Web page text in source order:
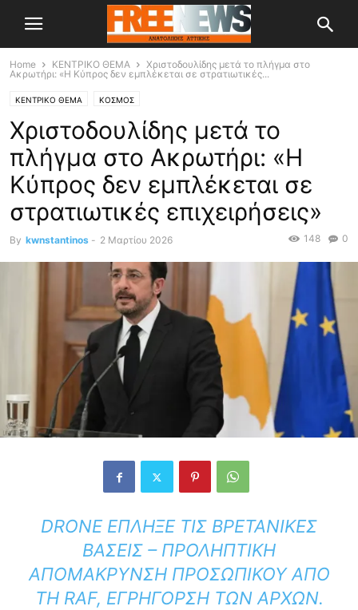
Home ΚΕΝΤΡΙΚΟ ΘΕΜΑ
Χριστοδουλίδης μετά το πλήγμα στο
Ακρωτήρι: «Η Κύπρος δεν εμπλέκεται σε στρατιωτικές...
ΚΕΝΤΡΙΚΟ ΘΕΜΑ ΚΟΣΜΟΣ
Χριστοδουλίδης μετά το
πλήγμα στο Ακρωτήρι: «Η
Κύπρος δεν εμπλέκεται σε
στρατιωτικές επιχειρήσεις»
By kwnstantinos - 2 Μαρτίου 2026 0
148
DRONE ΈΠΛΗΞΕ ΤΙΣ ΒΡΕΤΑΝΙΚΈΣ
ΒΆΣΕΙΣ – ΠΡΟΛΗΠΤΙΚΉ
ΑΠΟΜΆΚΡΥΝΣΗ ΠΡΟΣΩΠΙΚΟΎ ΑΠΌ
ΤΗ RAF, ΕΓΡΉΓΟΡΣΗ ΤΩΝ ΑΡΧΏΝ.